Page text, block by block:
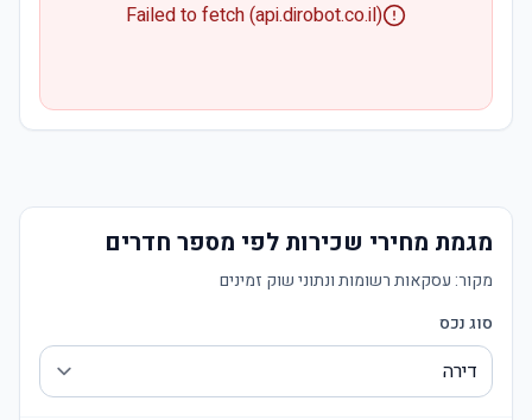
Failed to fetch (api.dirobot.co.il)
מגמת מחירי שכירות לפי מספר חדרים
מקור: עסקאות רשומות ונתוני שוק זמינים
סוג נכס